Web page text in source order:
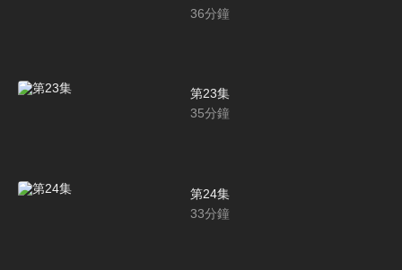
36分鐘
第23集
35分鐘
第24集
33分鐘